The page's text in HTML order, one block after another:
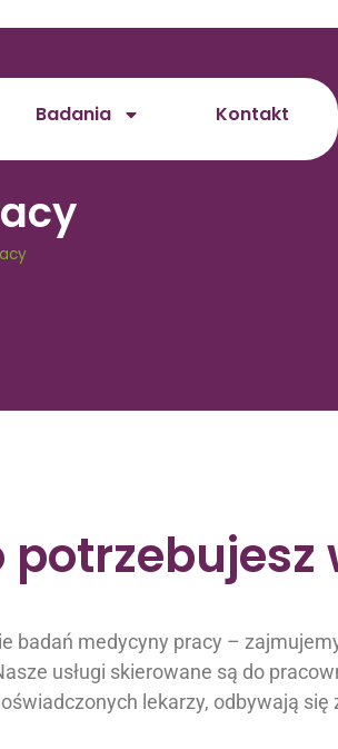
Badania Kontakt
potrzebujesz
badań medycyny pracy –
usługi skierowane są do
lekarzy, odbywają